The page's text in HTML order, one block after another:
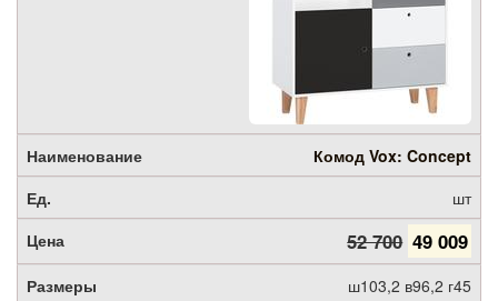
Комод Vox: Concept
шт
52 700 49 009
ш103,2 в96,2 г45